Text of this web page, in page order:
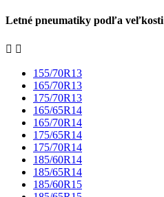
Letné pneumatiky podľa veľkosti
 
155/70R13
165/70R13
175/70R13
165/65R14
165/70R14
175/65R14
175/70R14
185/60R14
185/65R14
185/60R15